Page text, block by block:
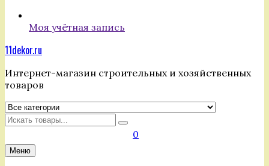
Моя учётная запись
11dekor.ru
Интернет-магазин строительных и хозяйственных
товаров
Искать
0
Меню